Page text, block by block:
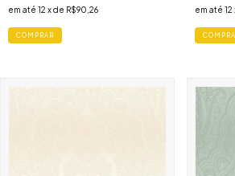
em até 12 x de R$90,26 em até 12